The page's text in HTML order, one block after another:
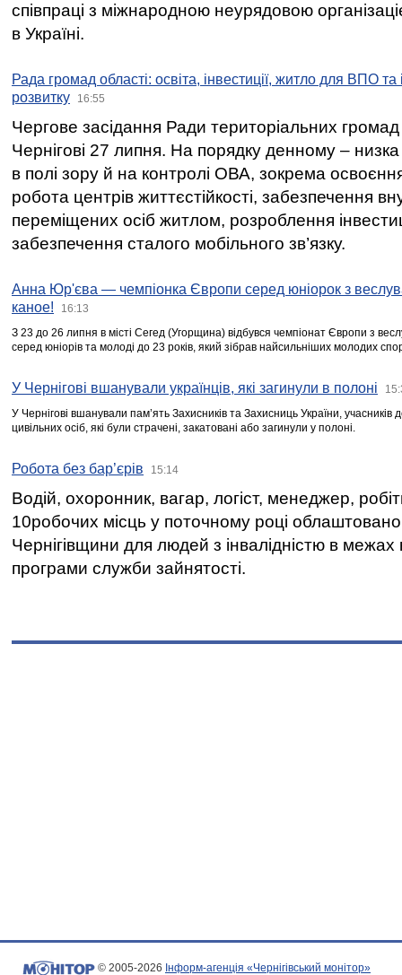
співпраці з міжнародною неурядовою
в Україні.
Рада громад області: освіта, інвестиції, житло для ВПО
розвитку
16:55
Чергове засідання Ради територіальних громад
Чернігові 27 липня. На порядку денному –
в полі зору й на контролі ОВА, зокрема освоєння
робота центрів життєстійкості, забезпечення
переміщених осіб житлом, розроблення
забезпечення сталого мобільного зв’язку.
Анна Юр'єва — чемпіонка Європи серед юніорок з
каное!
16:13
З 23 до 26 липня в місті Сегед (Угорщина) відбувся чемпіонат Європи з
серед юніорів та молоді до 23 років, який зібрав найсильніших молодих
У Чернігові вшанували українців, які загинули в полоні
У Чернігові вшанували пам’ять Захисників та Захисниць України,
цивільних осіб, які були страчені, закатовані або загинули у полоні.
Робота без бар’єрів 15:14
Водій, охоронник, вагар, логіст, менеджер,
10робочих місць у поточному році
Чернігівщини для людей з інвалідністю в межах
програми служби зайнятості.
© 2005-2026 Інформ-агенція «Чернігівський монітор»